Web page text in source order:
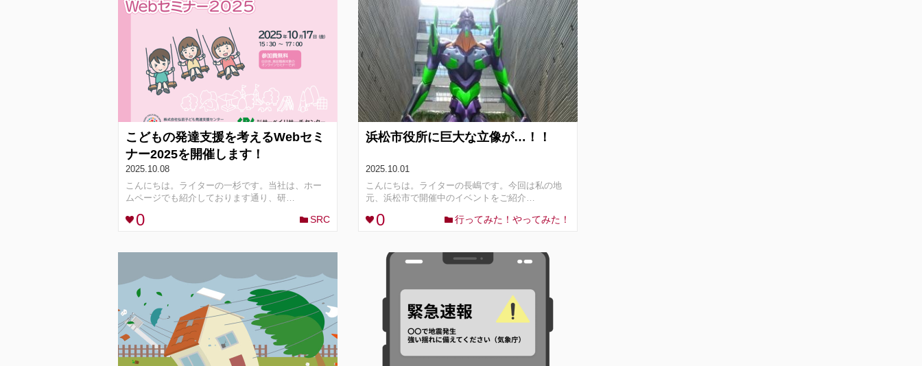
こどもの発達支援を考えるWebセミ
ナー2025を開催します！
2025.10.08
こんにちは。ライターの一杉です。当社は、ホー
ムページでも紹介しております通り、研…
0 SRC
浜松市役所に巨大な立像が…！！
2025.10.01
こんにちは。ライターの長嶋です。今回は私の地
元、浜松市で開催中のイベントをご紹介…
0 行ってみた！やってみた！